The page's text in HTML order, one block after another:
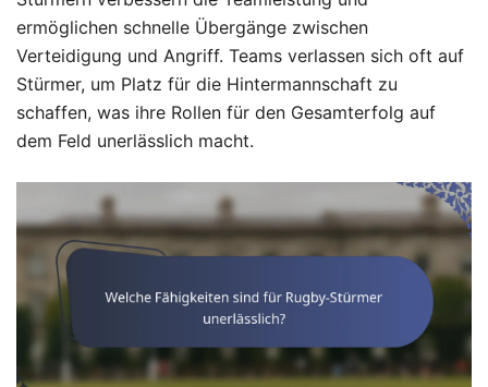
ermöglichen schnelle Übergänge zwischen
Verteidigung und Angriff. Teams verlassen sich oft auf
Stürmer, um Platz für die Hintermannschaft zu
schaffen, was ihre Rollen für den Gesamterfolg auf
dem Feld unerlässlich macht.